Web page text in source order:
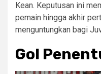
Kean. Keputusan ini
pemain hingga akhir
menguntungkan bagi
Gol